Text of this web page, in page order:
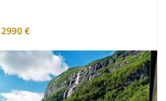
2990 €